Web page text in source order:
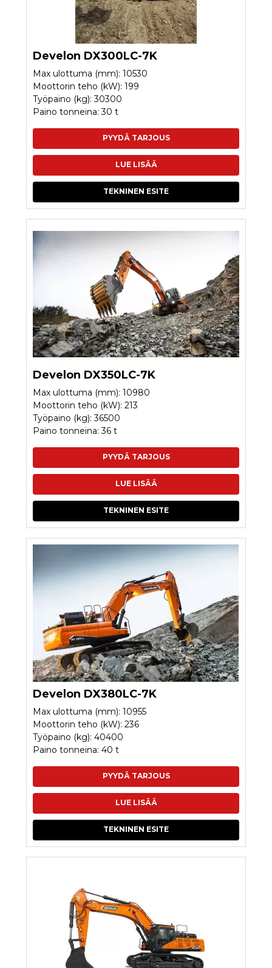
Develon DX300LC-7K
Max ulottuma (mm): 10530
Moottorin teho (kW): 199
Työpaino (kg): 30300
Paino tonneina: 30 t
PYYDÄ TARJOUS
LUE LISÄÄ
TEKNINEN ESITE
Develon DX350LC-7K
Max ulottuma (mm): 10980
Moottorin teho (kW): 213
Työpaino (kg): 36500
Paino tonneina: 36 t
PYYDÄ TARJOUS
LUE LISÄÄ
TEKNINEN ESITE
Develon DX380LC-7K
Max ulottuma (mm): 10955
Moottorin teho (kW): 236
Työpaino (kg): 40400
Paino tonneina: 40 t
PYYDÄ TARJOUS
LUE LISÄÄ
TEKNINEN ESITE